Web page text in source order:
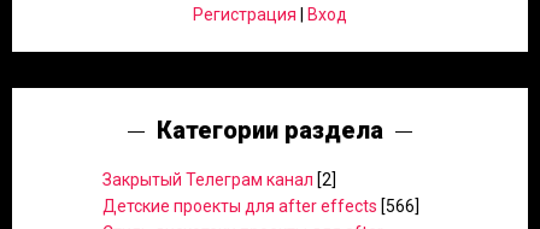
Регистрация
Вход
Категории раздела
Закрытый Телеграм канал [2]
Детские проекты для after effects [566]